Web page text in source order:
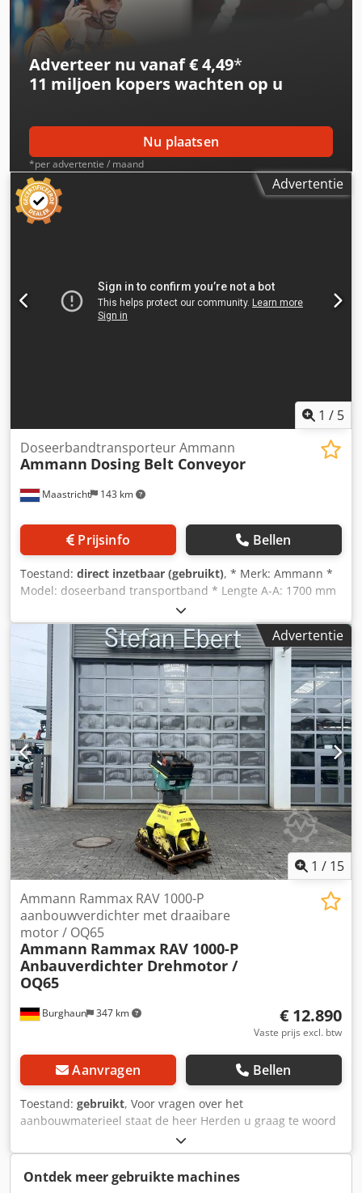
Adverteer nu vanaf € 4,49*
11 miljoen koperswachten op u
Nu plaatsen
*per advertentie / maand
Advertentie
1 / 5
Maastricht 143 km
Doseerbandtransporteur Ammann
Ammann Dosing Belt Conveyor
Prijsinfo Bellen
Toestand: direct inzetbaar (gebruikt), * Merk: Ammann *
Model: doseerband transportband * Lengte A-A: 1700 mm
* Bandbreedte: 650 mm Cjdpfx Aioywm I No Teha *
Aandrijving: 1,5 kW tandwielkast * Op voorraad: 6 stuks.
Advertentie
1 / 15
Burghaun 347 km
Ammann Rammax RAV 1000-P
aanbouwverdichter met draaibare
motor / OQ65
Ammann Rammax RAV 1000-P
Anbauverdichter Drehmotor /
OQ65
€ 12.890
Vaste prijs excl. btw
Aanvragen Bellen
Toestand: gebruikt, Voor vragen over het
aanbouwmaterieel staat de heer Herden u graag te woord
(bereikbaar via telefoonnummer: …). Ammann Rammax
RAV 1000-P aanbouwverdichter / inclusief OilQuick OQ65 /
inclusief draaimotor / 18 – 40 ton / bouwjaar ca. 2007 –
helaas geen typeplaatje meer aanwezig / op voorraad &
Ontdek meer gebruikte machines